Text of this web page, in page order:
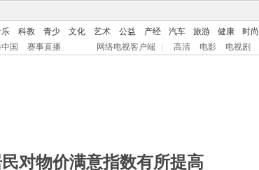
科教 青少 文化 艺术 公益 产经 汽车 旅游 健康 时尚
国 赛事直播 网络电视客户端 高清 电影 电视剧
对物价满意指数有所提高